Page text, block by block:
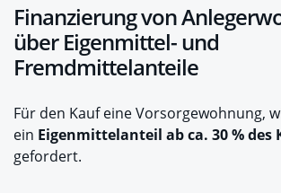
Finanzierung von
über Eigenmittel- und
Fremdmittelanteile
Für den Kauf eine Vorsorgewohnung,
ein Eigenmittelanteil ab ca. 30 % des
gefordert.